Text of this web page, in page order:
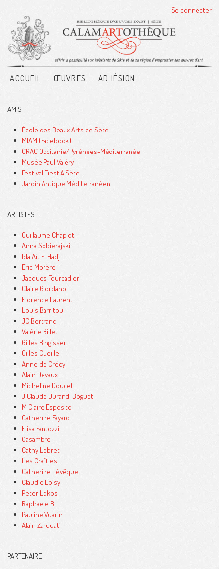
Se connecter
ACCUEIL ŒUVRES ADHÉSION
AMIS
École des Beaux Arts de Sète
MIAM (Facebook)
CRAC Occitanie/Pyrénées-Méditerranée
Musée Paul Valéry
Festival Fiest'A Sète
Jardin Antique Méditerranéen
ARTISTES
Guillaume Chaplot
Anna Sobierajski
Ida Aït El Hadj
Eric Morère
Jacques Fourcadier
Claire Giordano
Florence Laurent
Louis Barritou
JC Bertrand
Valérie Billet
Gilles Bingisser
Gilles Cueille
Anne de Crécy
Alain Devaux
Micheline Doucet
J Claude Durand-Boguet
M Claire Esposito
Catherine Fayard
Elisa Fantozzi
Gasambre
Cathy Lebret
Les Crafties
Catherine Lévêque
Claudie Loisy
Peter Lökös
Raphaële B
Pauline Vuarin
Alain Zarouati
PARTENAIRE